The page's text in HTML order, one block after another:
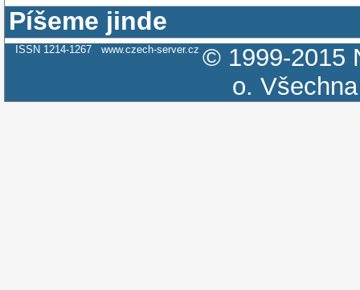
Píšeme jinde
ISSN 1214-1267 www.czech-server.cz © 1999-2015
o.